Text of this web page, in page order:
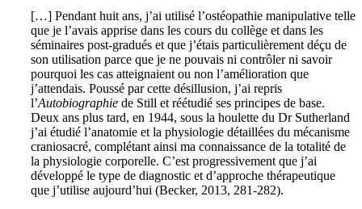
[…] Pendant huit ans, j’ai utilisé l’ostéopathie manipulative telle
que je l’avais apprise dans les cours du collège et dans les
séminaires post-gradués et que j’étais particulièrement déçu de
son utilisation parce que je ne pouvais ni contrôler ni savoir
pourquoi les cas atteignaient ou non l’amélioration que
j’attendais. Poussé par cette désillusion, j’ai repris
l’Autobiographie de Still et réétudié ses principes de base.
Deux ans plus tard, en 1944, sous la houlette du Dr Sutherland
j’ai étudié l’anatomie et la physiologie détaillées du mécanisme
craniosacré, complétant ainsi ma connaissance de la totalité de
la physiologie corporelle. C’est progressivement que j’ai
développé le type de diagnostic et d’approche thérapeutique
que j’utilise aujourd’hui (Becker, 2013, 281-282).